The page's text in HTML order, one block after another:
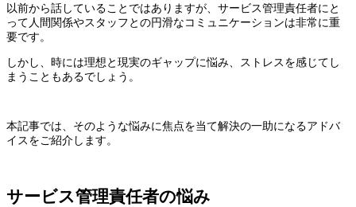
以前から話していることではありますが、サービス管理責任者にと
って人間関係やスタッフとの円滑なコミュニケーションは非常に重
要です。
しかし、時には理想と現実のギャップに悩み、ストレスを感じてし
まうこともあるでしょう。
本記事では、そのような悩みに焦点を当て解決の一助になるアドバ
イスをご紹介します。
サービス管理責任者の悩み